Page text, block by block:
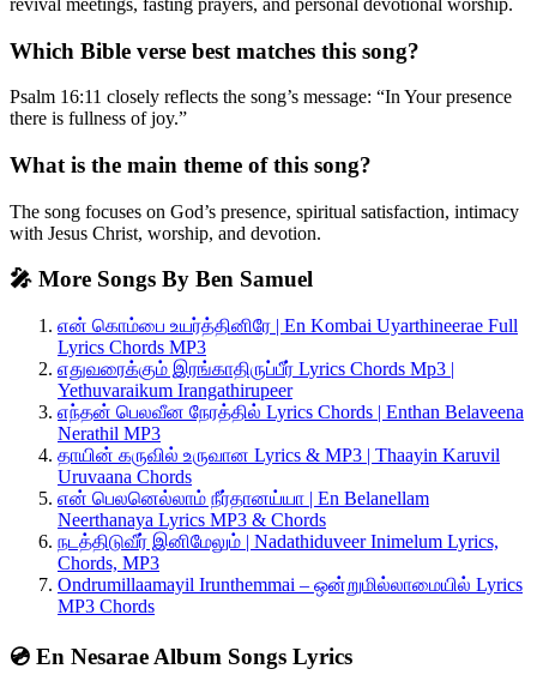
Which Bible verse best matches this song?
Psalm 16:11 closely reflects the song’s message: “In Your presence
there is fullness of joy.”
What is the main theme of this song?
The song focuses on God’s presence, spiritual satisfaction, intimacy
with Jesus Christ, worship, and devotion.
🎤 More Songs By Ben Samuel
என் கொம்பை உயர்த்தினிரே | En Kombai Uyarthineerae Full
Lyrics Chords MP3
எதுவரைக்கும் இரங்காதிருப்பீர் Lyrics Chords Mp3 |
Yethuvaraikum Irangathirupeer
எந்தன் பெலவீன நேரத்தில் Lyrics Chords | Enthan Belaveena
Nerathil MP3
தாயின் கருவில் உருவான Lyrics & MP3 | Thaayin Karuvil
Uruvaana Chords
என் பெலனெல்லாம் நீர்தானய்யா | En Belanellam
Neerthanaya Lyrics MP3 & Chords
நடத்திடுவீர் இனிமேலும் | Nadathiduveer Inimelum Lyrics,
Chords, MP3
Ondrumillaamayil Irunthemmai – ஒன்றுமில்லாமையில் Lyrics
MP3 Chords
💿 En Nesarae Album Songs Lyrics